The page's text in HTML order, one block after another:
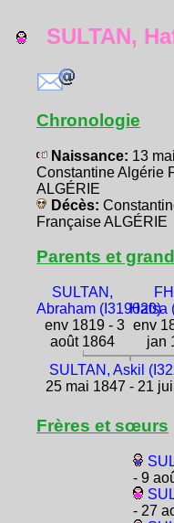
SULTAN,
Chronologie
Naissance: 13
Constantine Algérie
ALGÉRIE
Décès:
Française ALGÉRIE
Parents et
SULTAN,
Abraham (I319020)
env 1819 - 3
août 1864
Hafsa
env
jan
SULTAN, Askil
25 mai 1847 - 21
Frères et sœurs
- 9
- 27